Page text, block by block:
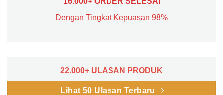
Dengan Tingkat Kepuasan 98%
22.000+ ULASAN PRODUK
Lihat 50 Ulasan Terbaru